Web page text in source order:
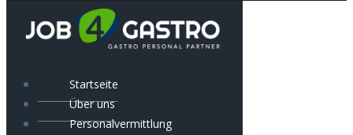
Startseite
Über uns
Personalvermittlung